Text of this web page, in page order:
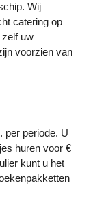
Wij
catering op
uw
voorzien van
per periode. U
huren voor €
kunt u het